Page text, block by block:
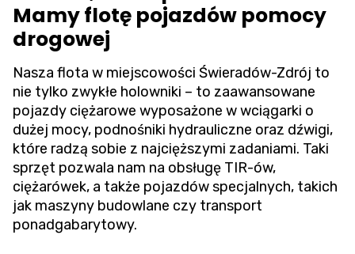
Mamy flotę pojazdów pomocy
drogowej
Nasza flota w miejscowości Świeradów-Zdrój to
nie tylko zwykłe holowniki – to zaawansowane
pojazdy ciężarowe wyposażone w wciągarki o
dużej mocy, podnośniki hydrauliczne oraz dźwigi,
które radzą sobie z najcięższymi zadaniami. Taki
sprzęt pozwala nam na obsługę TIR-ów,
ciężarówek, a także pojazdów specjalnych, takich
jak maszyny budowlane czy transport
ponadgabarytowy.